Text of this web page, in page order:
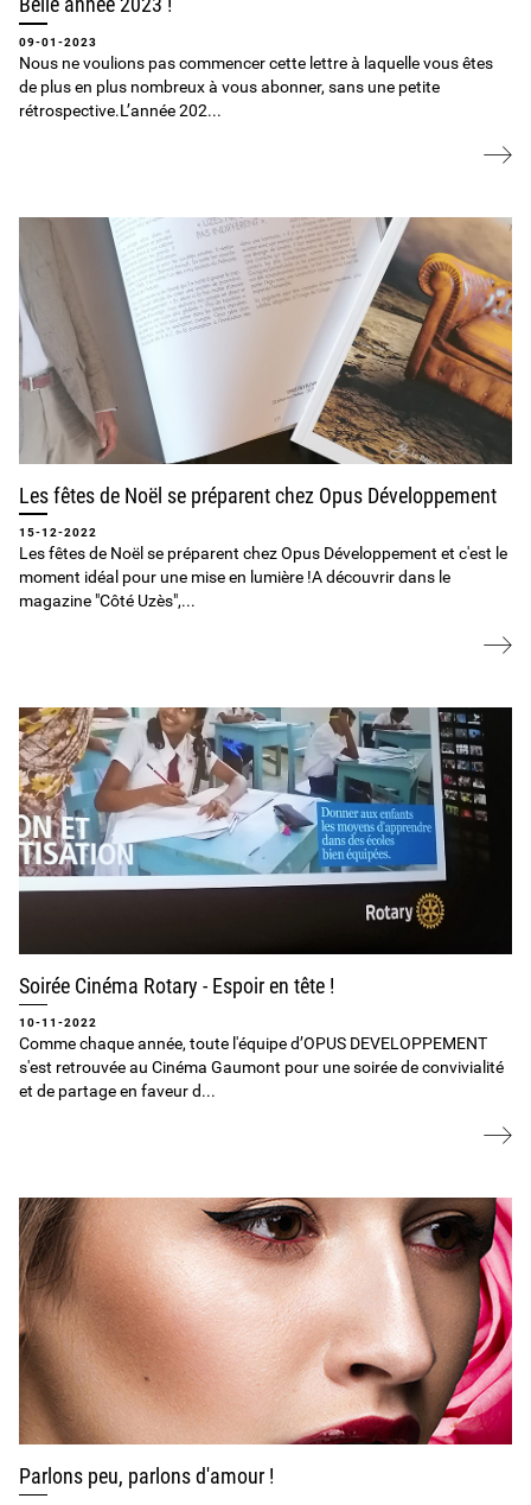
Belle année 2023 !
09-01-2023
Nous ne voulions pas commencer cette lettre à laquelle vous êtes
de plus en plus nombreux à vous abonner, sans une petite
rétrospective.L’année 202...
Les fêtes de Noël se préparent chez Opus Développement
15-12-2022
Les fêtes de Noël se préparent chez Opus Développement et c'est le
moment idéal pour une mise en lumière !A découvrir dans le
magazine "Côté Uzès",...
Soirée Cinéma Rotary - Espoir en tête !
10-11-2022
Comme chaque année, toute l'équipe d’OPUS DEVELOPPEMENT
s'est retrouvée au Cinéma Gaumont pour une soirée de convivialité
et de partage en faveur d...
Parlons peu, parlons d'amour !